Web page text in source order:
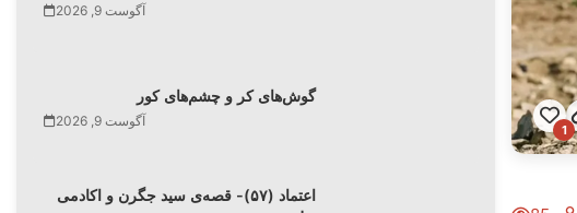
1
آگوست 9, 2026
گوش‌های کر و چشم‌های کور
آگوست 9, 2026
اعتماد (۵۷)- قصه‌ی سید جگرن و اکادمی